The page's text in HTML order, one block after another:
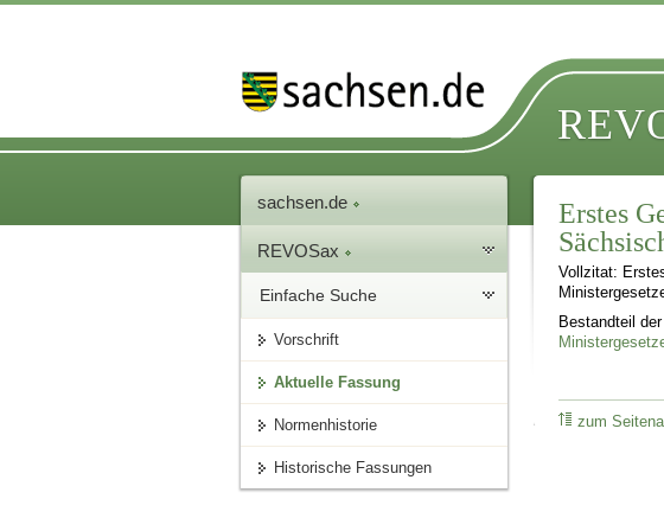
sachsen.de
REVOSax
Einfache Suche
Vorschrift
Aktuelle Fassung
Normenhistorie
Historische Fassungen
Erstes
Vollzitat:
Bestandteil
zum